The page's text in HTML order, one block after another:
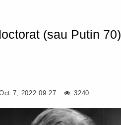
(sau Putin 70)
7, 2022 09:27 3240